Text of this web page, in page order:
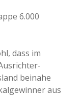
6.000
dass im
beinahe
aus